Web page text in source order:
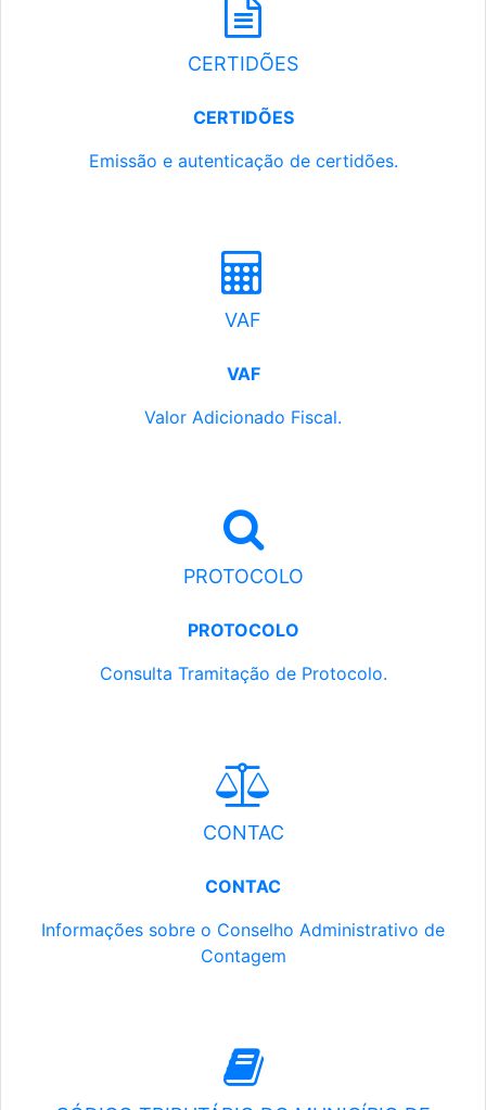
CERTIDÕES
CERTIDÕES
Emissão e autenticação de certidões.
VAF
VAF
Valor Adicionado Fiscal.
PROTOCOLO
PROTOCOLO
Consulta Tramitação de Protocolo.
CONTAC
CONTAC
Informações sobre o Conselho Administrativo de
Contagem